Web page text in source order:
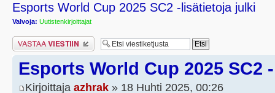
Esports World Cup 2025 SC2 -lisätietoja julki
Valvoja: Uutistenkirjoittajat
Lähetä vastaus
Esports World Cup 2025 SC2
Kirjoittaja azhrak » 18 Huhti 2025, 00:26